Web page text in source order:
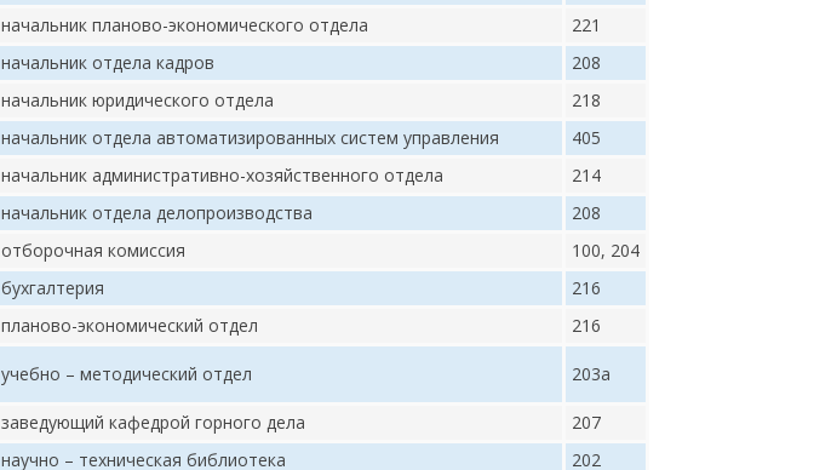
начальник планово-экономического отдела
221
начальник отдела кадров
208
начальник юридического отдела
218
начальник отдела автоматизированных систем управления
405
начальник административно-хозяйственного отдела
214
начальник отдела делопроизводства
208
отборочная комиссия
100, 204
бухгалтерия
216
планово-экономический отдел 216
учебно – методический отдел 203а
заведующий кафедрой горного дела
207
научно – техническая библиотека
202